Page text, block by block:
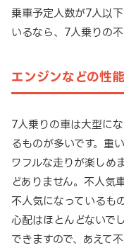
乗車予定人数が7人以
いるなら、7人乗りの
エンジンなどの性
7人乗りの車は大型に
るものが多いです。重
ワフルな走りが楽しめ
どありません。不人気
不人気になっているも
心配はほとんどないで
できますので、あえて